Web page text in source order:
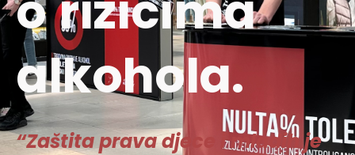
alkohola.
“Zaštita prava djece i mladih je